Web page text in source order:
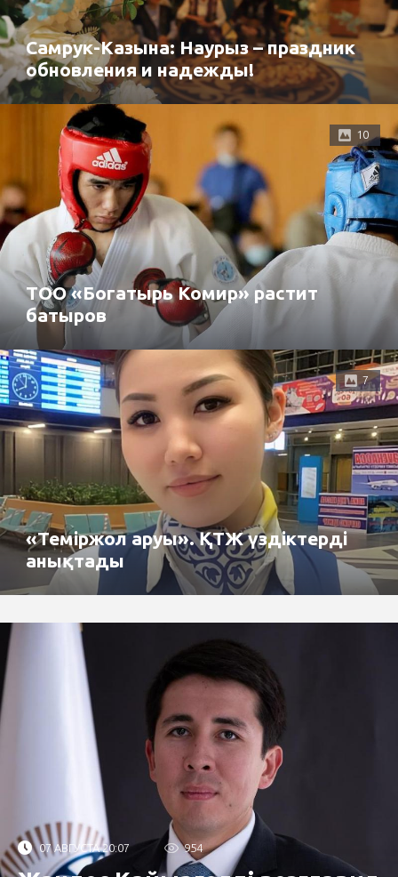
Самрук-Казына: Наурыз – праздник
обновления и надежды!
10
ТОО «Богатырь Комир» растит
батыров
7
«Теміржол аруы». ҚТЖ үздіктерді
анықтады
07 АВГУСТА 20:07 954